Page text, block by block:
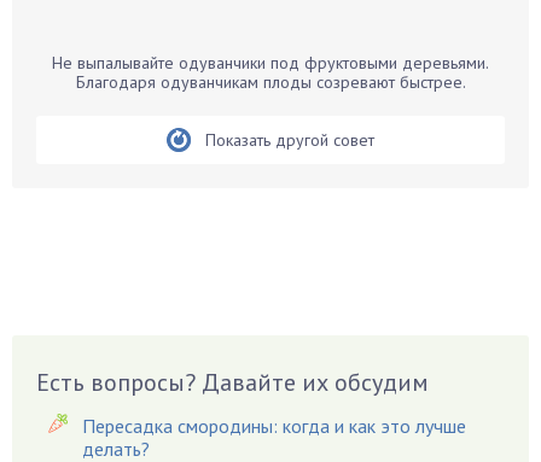
Бархатцы
Вазоны
Вешенки
Виноград
Не выпалывайте одуванчики под фруктовыми деревьями.
Благодаря одуванчикам плоды созревают быстрее.
Показать другой совет
Есть вопросы? Давайте их обсудим
Пересадка смородины: когда и как это лучше
делать?